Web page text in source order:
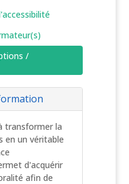
/
transformer la
en un véritable
d'acquérir
afin de